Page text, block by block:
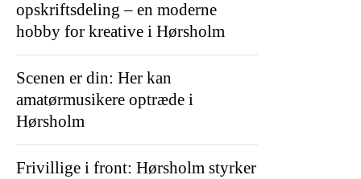
opskriftsdeling – en moderne
hobby for kreative i Hørsholm
Scenen er din: Her kan
amatørmusikere optræde i
Hørsholm
Frivillige i front: Hørsholm styrker